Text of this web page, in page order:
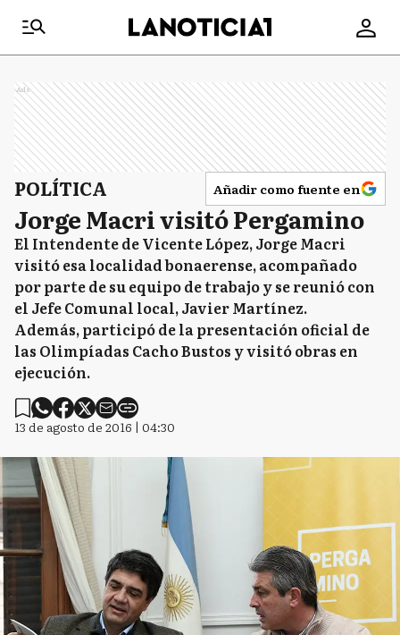
Ads
POLÍTICA Añadir como fuente en
Jorge Macri visitó Pergamino
El Intendente de Vicente López, Jorge Macri
visitó esa localidad bonaerense, acompañado
por parte de su equipo de trabajo y se reunió con
el Jefe Comunal local, Javier Martínez.
Además, participó de la presentación oficial de
las Olimpíadas Cacho Bustos y visitó obras en
ejecución.
13 de agosto de 2016 | 04:30